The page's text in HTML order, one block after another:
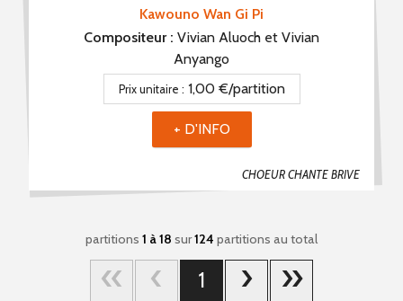
Kawouno Wan Gi Pi
CHOEUR CHANTE BRIVE
Compositeur : Vivian Aluoch et Vivian
Anyango
Prix unitaire : 1,00 €/partition
+ D'INFO
partitions 1 à 18 sur124 partitions au total
1